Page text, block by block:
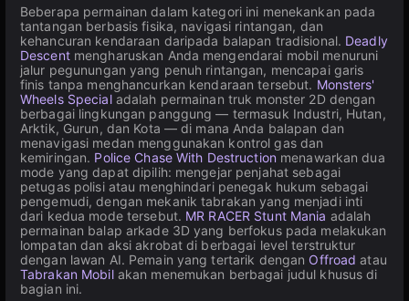
Beberapa permainan dalam kategori ini menekankan pada
tantangan berbasis fisika, navigasi rintangan, dan
kehancuran kendaraan daripada balapan tradisional. Deadly
Descentmengharuskan Anda mengendarai mobil menuruni
jalur pegunungan yang penuh rintangan, mencapai garis
finis tanpa menghancurkan kendaraan tersebut. Monsters'
Wheels Specialadalah permainan truk monster 2D dengan
berbagai lingkungan panggung — termasuk Industri, Hutan,
Arktik, Gurun, dan Kota — di mana Anda balapan dan
menavigasi medan menggunakan kontrol gas dan
kemiringan. Police Chase With Destruction menawarkan dua
mode yang dapat dipilih: mengejar penjahat sebagai
petugas polisi atau menghindari penegak hukum sebagai
pengemudi, dengan mekanik tabrakan yang menjadi inti
dari kedua mode tersebut. MR RACER Stunt Mania adalah
permainan balap arkade 3D yang berfokus pada melakukan
lompatan dan aksi akrobat di berbagai level terstruktur
dengan lawan AI. Pemain yang tertarik dengan Offroad atau
Tabrakan Mobilakan menemukan berbagai judul khusus di
bagian ini.